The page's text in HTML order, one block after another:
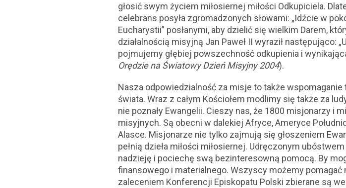
głosić swym życiem miłosiernej miłości Odkupiciela.
celebrans posyła zgromadzonych słowami: „Idźcie w
Eucharystii” posłanymi, aby dzielić się wielkim Darem,
działalnością misyjną Jan Paweł II wyraził następująco:
pojmujemy głębiej powszechność odkupienia i
Orędzie na Światowy Dzień Misyjny 2004).
Nasza odpowiedzialność za misje to także
świata. Wraz z całym Kościołem modlimy się także za
nie poznały Ewangelii. Cieszy nas, że 1800 misjonarzy i
misyjnych. Są obecni w dalekiej Afryce, Ameryce
Alasce. Misjonarze nie tylko zajmują się głoszeniem
pełnią dzieła miłości miłosiernej. Udręczonym
nadzieję i pociechę swą bezinteresowną pomocą. By
finansowego i materialnego. Wszyscy możemy
zaleceniem Konferencji Episkopatu Polski zbierane są